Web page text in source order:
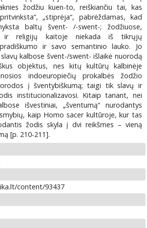
žodžiu kuen-to, reiškiančiu tai, kas
„stiprėja“, pabrėždamas, kad
baltų švent- /-swent-; žodžiuose,
ir religijų kaitoje niekada iš tikrųjų
ir savo semantinio lauko. Jo
kalbose švent-/swent- išlaikė nuorodą
objektus, nes kitų kultūrų kalbinėje
indoeuropiečių prokalbės žodžio
į šventybiškumą; taigi tik slavų ir
institucionalizavosi. Kitaip tariant, nei
išvestiniai, „šventumą“ nurodantys
kaip Homo sacer kultūroje, kur tas
žodis skyla į dvi reikšmes – vieną
[p. 210-211].
content/93437